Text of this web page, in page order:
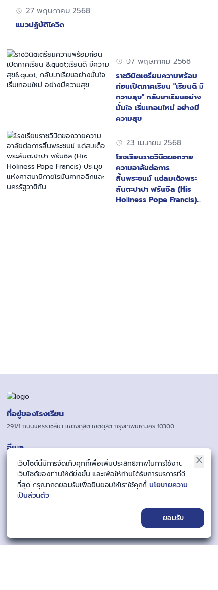
27 พฤษภาคม 2568
แนวปฏิบัติโควิด
07 พฤษภาคม 2568
ราชวินิตเตรียมความพร้อม
ก่อนเปิดภาคเรียน "เรียนดี มี
ความสุข" กลับมาเรียนอย่าง
มั่นใจ เริ่มเทอมใหม่ อย่างมี
ความสุข
23 เมษายน 2568
โรงเรียนราชวินิตขอถวาย
ความอาลัยต่อการ
สิ้นพระชนม์ แด่สมเด็จพระ
สันตะปาปา ฟรันซิส (His
Holiness Pope Francis)
ที่อยู่ของโรงเรียน
291/1 ถนนนครราชสีมา แขวงดุสิต เขตดุสิต กรุงเทพมหานคร 10300
อีเมล
saraban@rachawinit.ac.th
เบอร์โทรศัพท์
02-281-2156
06-523-99577
เว็บไซต์นี้มีการจัดเก็บคุกกี้เพื่อเพิ่มประสิทธิภาพในการใช้งาน
เว็บไซต์ของท่านให้ดียิ่งขึ้น และเพื่อให้ท่านได้รับการบริการที่ดี
ที่สุด กรุณากดยอมรับเพื่อยินยอมให้เราใช้คุกกี้ นโยบายความ
เป็นส่วนตัว
ยอมรับ